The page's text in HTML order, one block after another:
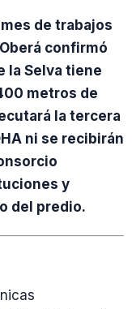
mes de trabajos
confirmó
la Selva tiene
metros de
la tercera
ni se recibirán
y
del predio.